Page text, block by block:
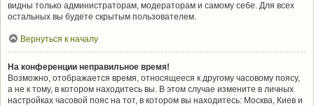
видны только администраторам, модераторам и самому себе. Для всех
остальных вы будете скрытым пользователем.
Вернуться к началу
На конференции неправильное время!
Возможно, отображается время, относящееся к другому часовому поясу,
а не к тому, в котором находитесь вы. В этом случае измените в личных
настройках часовой пояс на тот, в котором вы находитесь: Москва, Киев и